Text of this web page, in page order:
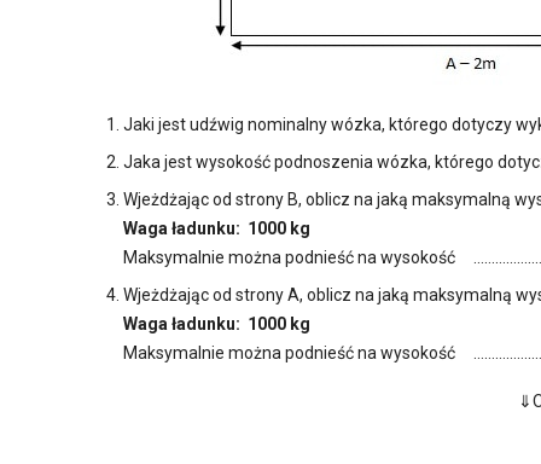
Jaki jest udźwig nominalny wózka, którego dotyczy
Jaka jest wysokość podnoszenia wózka, którego
Wjeżdżając od strony B, oblicz na jaką maksymalną
Waga ładunku: 1000 kg
Maksymalnie można podnieść na wysokość
Wjeżdżając od strony A, oblicz na jaką maksymalną
Waga ładunku: 1000 kg
Maksymalnie można podnieść na wysokość